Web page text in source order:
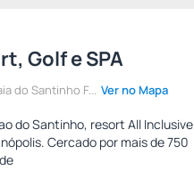
Golf e SPA
do Santinho F... Ver no Mapa
do Santinho, resort All Inclusive
Cercado por mais de 750